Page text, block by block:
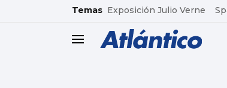
common.go-to-content
Temas Exposición Julio Verne
header.menu.open